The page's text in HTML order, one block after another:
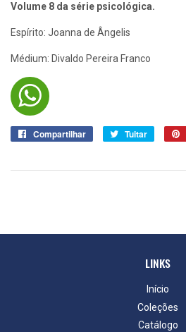
Volume 8 da série psicológica.
Espírito: Joanna de Ângelis
Médium: Divaldo Pereira Franco
Compartilhar
Compartilhar
Tuitar Tuitar
LINKS
Início
Coleções
Catálogo